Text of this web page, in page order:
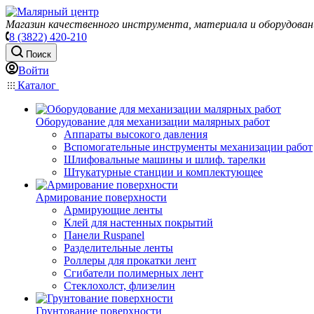
Магазин качественного инструмента, материала и
8 (3822) 420-210
Поиск
Войти
Каталог
Оборудование для механизации малярных работ
Аппараты высокого давления
Вспомогательные инструменты механизации работ
Шлифовальные машины и шлиф. тарелки
Штукатурные станции и комплектующее
Армирование поверхности
Армирующие ленты
Клей для настенных покрытий
Панели Ruspanel
Разделительные ленты
Роллеры для прокатки лент
Сгибатели полимерных лент
Стеклохолст, флизелин
Грунтование поверхности